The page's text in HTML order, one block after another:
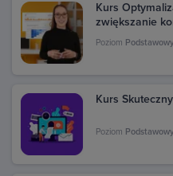
Kurs
zwiększanie
Poziom Podstawowy
Kurs
Poziom Podstawowy